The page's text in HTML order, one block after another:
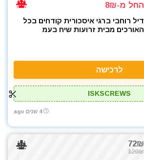
החל מ-8₪
דיל רוחבי ברגי איסכורית קודחים בכל
האורכים מבית זרועות שיח בעמ
לרכישה
ISKSCREWS
4 שנים ago
72₪
120₪